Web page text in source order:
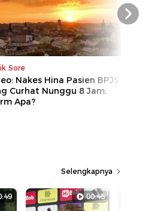
Sore
Nakes Hina Pasien BPJS
Curhat Nunggu 8 Jam,
Apa?
Next
Selengkapnya
00:46